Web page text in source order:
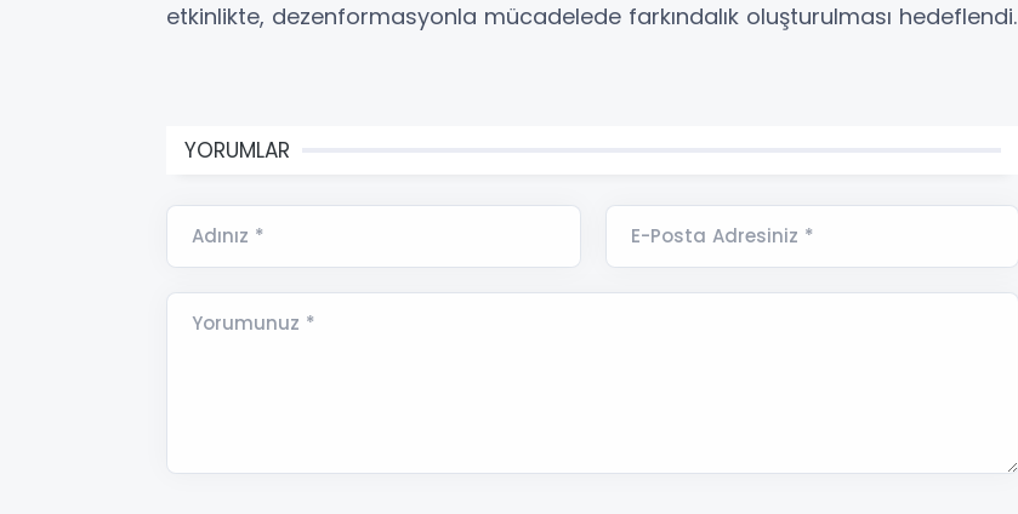
etkinlikte, dezenformasyonla mücadelede farkındalık oluşturulması hedeflendi.
YORUMLAR
Adınız * E-Posta Adresiniz *
Yorumunuz *